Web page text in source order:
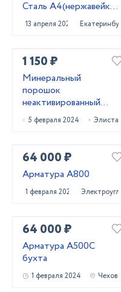
Сталь А4(нержавейка)
Фирма WURTH
13 апреля 2024 Екатеринбург
1 150 ₽
Минеральный
порошок
неактивированный
МП-1 ГОСТ 52129-03
и МП-2 ГОСТ 32761-
5 февраля 2024 Элиста
64 000 ₽
Арматура А800
1 февраля 2024 Электроугли
64 000 ₽
Арматура А500С
бухта
1 февраля 2024 Чехов